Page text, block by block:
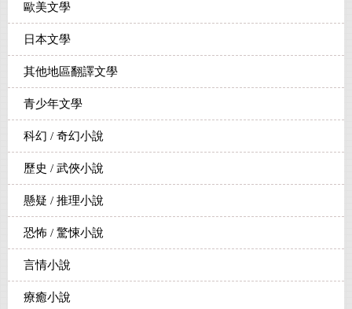
歐美文學
日本文學
其他地區翻譯文學
青少年文學
科幻 / 奇幻小說
歷史 / 武俠小說
懸疑 / 推理小說
恐怖 / 驚悚小說
言情小說
療癒小說